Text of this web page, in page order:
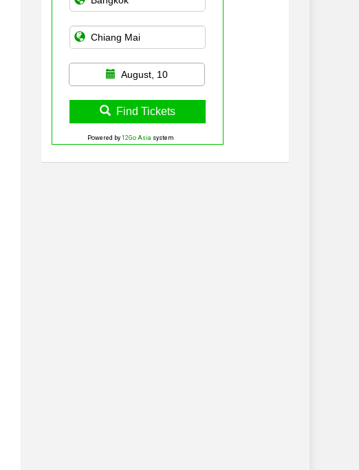
August, 10
Find Tickets
Powered by 12Go Asia system